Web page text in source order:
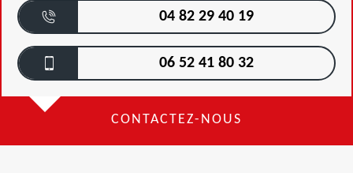
04 82 29 40 19
06 52 41 80 32
CONTACTEZ-NOUS